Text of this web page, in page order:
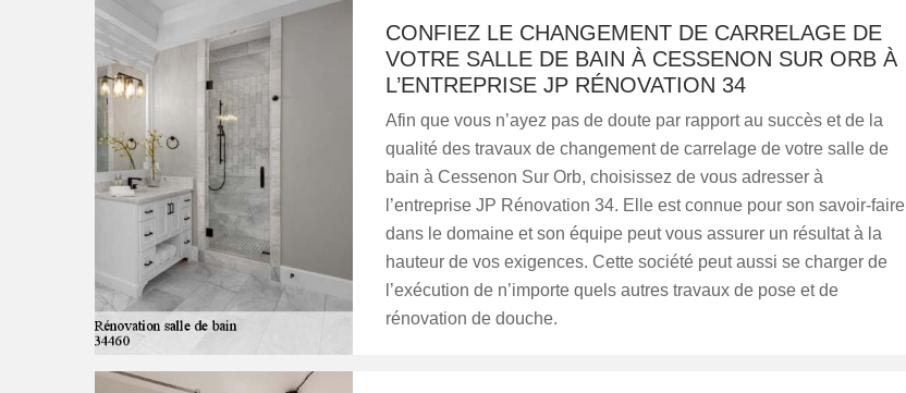
CONFIEZ LE CHANGEMENT DE CARRELAGE DE
VOTRE SALLE DE BAIN À CESSENON SUR ORB À
L’ENTREPRISE JP RÉNOVATION 34
Afin que vous n’ayez pas de doute par rapport au succès et de la
qualité des travaux de changement de carrelage de votre salle de
bain à Cessenon Sur Orb, choisissez de vous adresser à
l’entreprise JP Rénovation 34. Elle est connue pour son savoir-faire
dans le domaine et son équipe peut vous assurer un résultat à la
hauteur de vos exigences. Cette société peut aussi se charger de
l’exécution de n’importe quels autres travaux de pose et de
rénovation de douche.